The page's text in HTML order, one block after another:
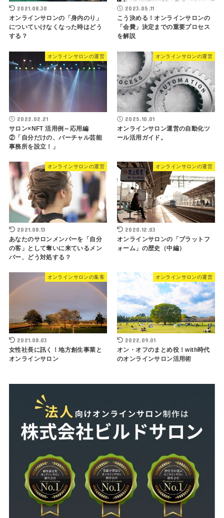
2021.08.30
オンラインサロンの「身内のり」
についていけなくなった時はどう
する？
2023.05.11
こう決める！オンラインサロンの
「会費」決定までの重要プロセス
を解説
オンラインサロンの運営
2022.02.21
サロン×NFT 活用例～応用編
②「自分だけの、バーチャル芸能
事務所を設立！」
オンラインサロンの運営
2025.10.01
オンラインサロン運営の自動化ツ
ール活用ガイド。
オンラインサロンの運営
2021.08.13
あなたのサロンメンバーを「自分
の客」として奪いに来ているメン
バー、どう対処する？
オンラインサロンの運営
2020.12.03
オンラインサロンの「プラットフ
ォーム」の歴史（中編）
オンラインサロンの集客
2021.08.03
女性社長に訊く！地方創生事業と
オンラインサロン
オンラインサロンの運営
2022.09.01
オン・オフのまとめ役！with時代
のオンラインサロン活用術